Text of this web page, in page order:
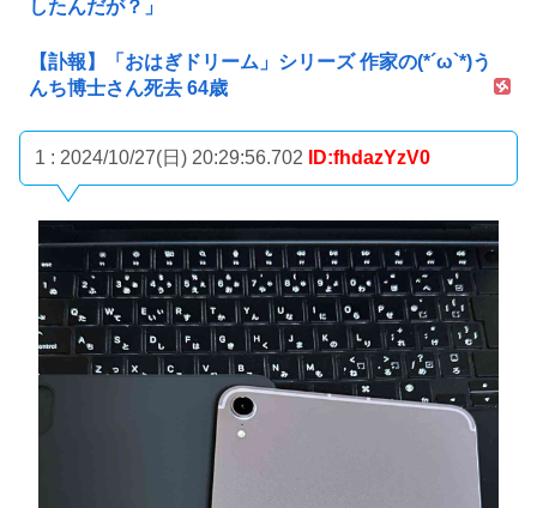
したんだが？」
【訃報】「おはぎドリーム」シリーズ 作家の(*´ω`*)う
んち博士さん死去 64歳
1 : 2024/10/27(日) 20:29:56.702 ID:fhdazYzV0